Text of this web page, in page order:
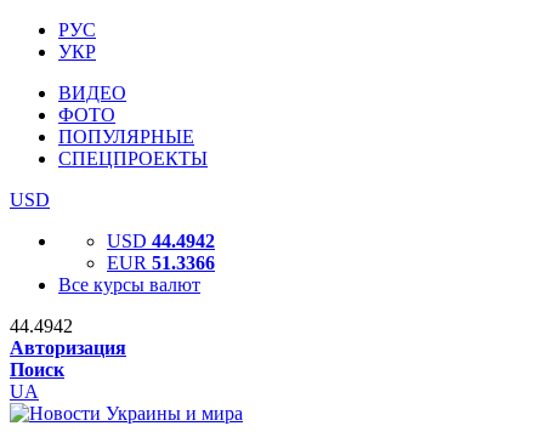
РУС
УКР
ВИДЕО
ФОТО
ПОПУЛЯРНЫЕ
СПЕЦПРОЕКТЫ
USD
USD 44.4942
EUR 51.3366
Все курсы валют
44.4942
Авторизация
Поиск
UA